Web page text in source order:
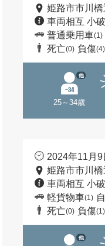
姫路市市川
車両相互 小
普通乗用車(1)
死亡(0) 負傷(4)
25～34歳
他
2024年11月
姫路市市川
車両相互 小
軽貨物車(1)
死亡(0) 負傷(1)
他